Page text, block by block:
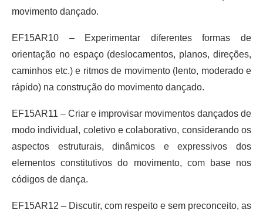
movimento dançado.
EF15AR10 – Experimentar diferentes formas de
orientação no espaço (deslocamentos, planos, direções,
caminhos etc.) e ritmos de movimento (lento, moderado e
rápido) na construção do movimento dançado.
EF15AR11 – Criar e improvisar movimentos dançados de
modo individual, coletivo e colaborativo, considerando os
aspectos estruturais, dinâmicos e expressivos dos
elementos constitutivos do movimento, com base nos
códigos de dança.
EF15AR12 – Discutir, com respeito e sem preconceito, as